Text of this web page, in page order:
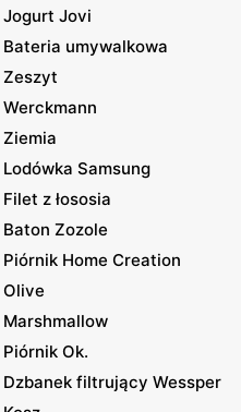
Jogurt Jovi
Bateria umywalkowa
Zeszyt
Werckmann
Ziemia
Lodówka Samsung
Filet z łososia
Baton Zozole
Piórnik Home Creation
Olive
Marshmallow
Piórnik Ok.
Dzbanek filtrujący Wessper